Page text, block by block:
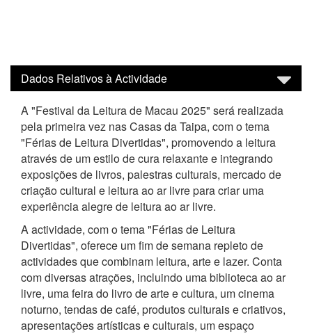
Dados Relativos à Actividade
A "Festival da Leitura de Macau 2025" será realizada
pela primeira vez nas Casas da Taipa, com o tema
"Férias de Leitura Divertidas", promovendo a leitura
através de um estilo de cura relaxante e integrando
exposições de livros, palestras culturais, mercado de
criação cultural e leitura ao ar livre para criar uma
experiência alegre de leitura ao ar livre.
A actividade, com o tema "Férias de Leitura
Divertidas", oferece um fim de semana repleto de
actividades que combinam leitura, arte e lazer. Conta
com diversas atrações, incluindo uma biblioteca ao ar
livre, uma feira do livro de arte e cultura, um cinema
noturno, tendas de café, produtos culturais e criativos,
apresentações artísticas e culturais, um espaço